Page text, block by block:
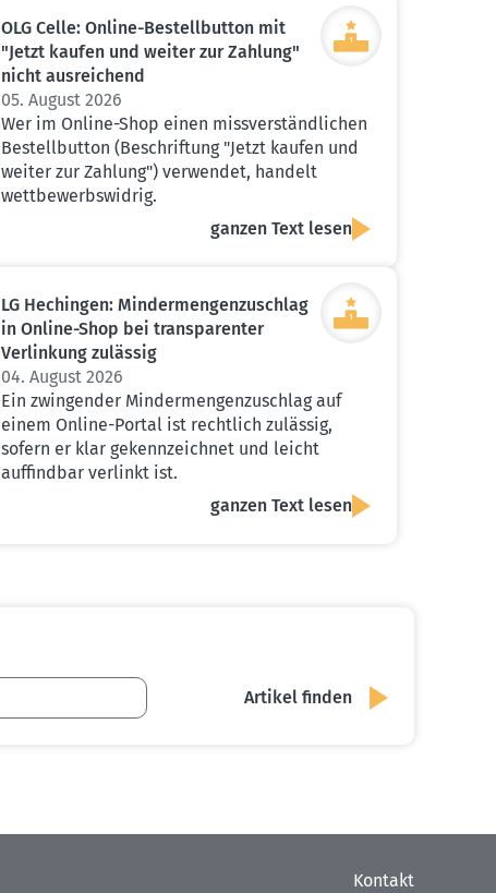
OLG Celle: Online-Bestell­button mit
"Jetzt kaufen und weiter zur Zahlung"
nicht ausrei­chend
05. August 2026
Wer im Online-Shop einen missverständlichen
Bestellbutton (Beschriftung "Jetzt kaufen und
weiter zur Zahlung") verwendet, handelt
wettbewerbswidrig.
ganzen Text lesen
LG Hechingen: Minder­men­gen­zu­schlag
in Online-Shop bei trans­pa­renter
Verlinkung zulässig
04. August 2026
Ein zwingender Mindermengenzuschlag auf
einem Online-Portal ist rechtlich zulässig,
sofern er klar gekennzeichnet und leicht
auffindbar verlinkt ist.
ganzen Text lesen
Kontakt